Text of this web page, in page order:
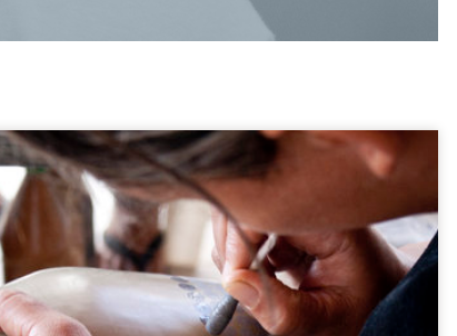
Keramiek ambachtsvrouwen
Minas Gerais, Brazil